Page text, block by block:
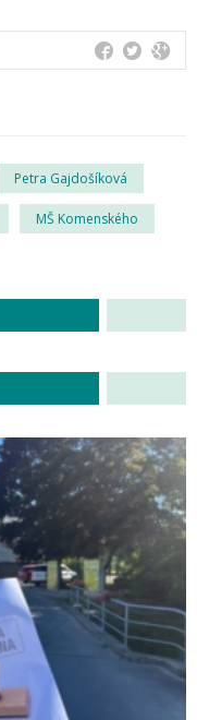
Petra Gajdošíková
MŠ Komenského